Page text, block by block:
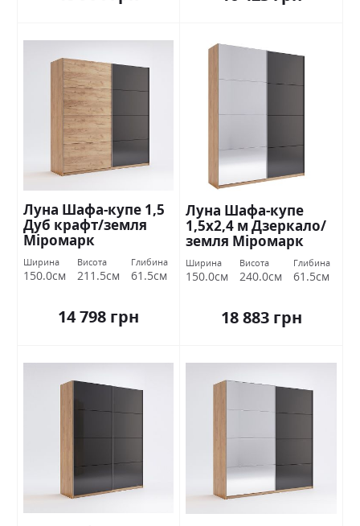
Луна Шафа-купе 1,5
Дуб крафт/земля
Міромарк
Ширина
150.0см
Висота
211.5см
Глибина
61.5см
14 798 грн
Луна Шафа-купе
1,5х2,4 м Дзеркало/
земля Міромарк
Міромарк
Ширина
150.0см
Висота
240.0см
Глибина
61.5см
18 883 грн